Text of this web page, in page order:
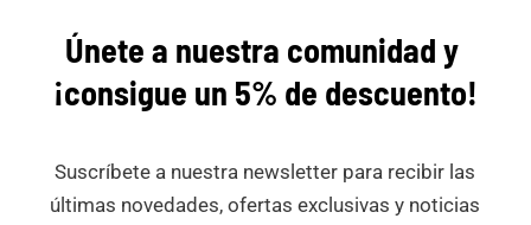
Únete a nuestra comunidad y
¡consigue un 5% de descuento!
Suscríbete a nuestra newsletter para recibir las
últimas novedades, ofertas exclusivas y noticias